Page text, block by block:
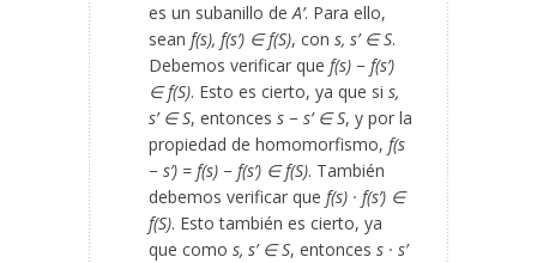
es un subanillo deA’. Para ello,
sean f(s), f(s’) ∈ f(S), con s, s’ ∈ S.
Debemos verificar que f(s) − f(s’)
∈ f(S). Esto es cierto, ya que si s,
s’ ∈ S, entonces s − s’ ∈ S, y por la
propiedad de homomorfismo, f(s
− s’) = f(s) − f(s’) ∈ f(S). También
debemos verificar que f(s) · f(s’) ∈
f(S). Esto también es cierto, ya
que como s, s’ ∈ S, entonces s · s’